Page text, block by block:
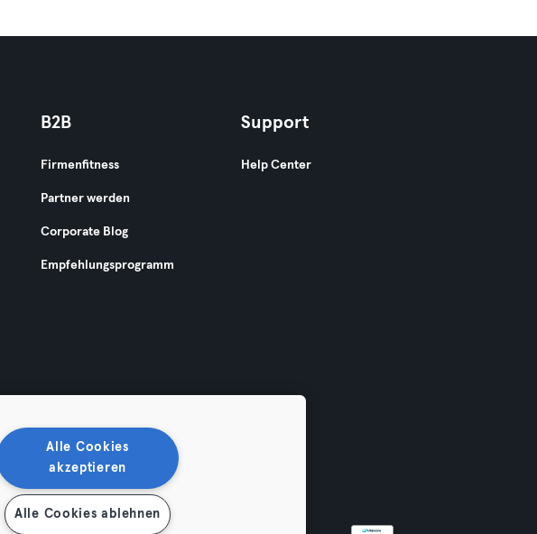
B2B
Firmenfitness
Partner werden
Corporate Blog
Empfehlungsprogramm
Support
Help Center
Alle Cookies
akzeptieren
Alle Cookies ablehnen